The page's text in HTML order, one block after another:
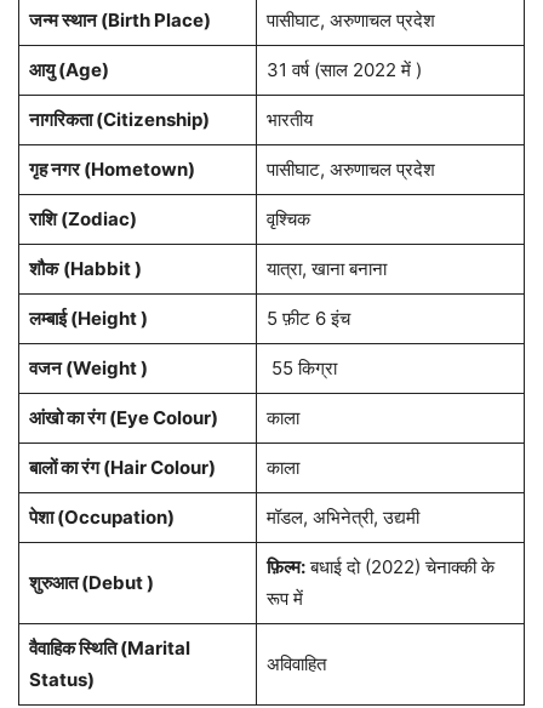
जन्म स्थान (Birth Place) पासीघाट, अरुणाचल प्रदेश
आयु (Age) 31 वर्ष (साल 2022 में )
नागरिकता (Citizenship) भारतीय
गृह नगर (Hometown) पासीघाट, अरुणाचल प्रदेश
राशि (Zodiac) वृश्चिक
शौक (Habbit ) यात्रा, खाना बनाना
लम्बाई (Height ) 5 फ़ीट 6 इंच
वजन (Weight ) 55 किग्रा
आंखो का रंग (Eye Colour) काला
बालों का रंग (Hair Colour) काला
पेशा (Occupation) मॉडल, अभिनेत्री, उद्यमी
शुरुआत (Debut )
फ़िल्म:बधाई दो (2022) चेनाक्की के
रूप में
वैवाहिक स्थिति (Marital
Status)
अविवाहित